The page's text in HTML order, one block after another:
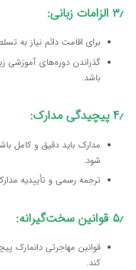
۳٫ الزامات زبانی:
برای اقامت دائم نیاز به
گذراندن دوره‌های آموزشی
باشد.
۴٫ پیچیدگی مدارک:
مدارک باید دقیق و کامل
شود.
ترجمه رسمی و تأییدیه
۵٫ قوانین سخت‌گیرانه:
قوانین مهاجرتی دانمارک
کند.